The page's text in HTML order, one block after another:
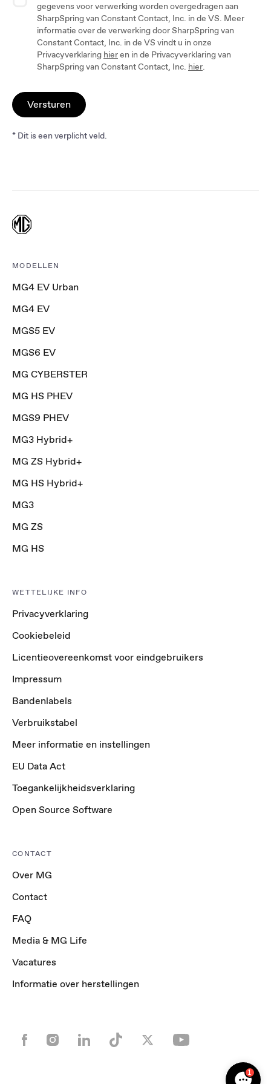
gegevens voor verwerking worden overgedragen aan
SharpSpring van Constant Contact, Inc. in de VS. Meer
informatie over de verwerking door SharpSpring van
Constant Contact, Inc. in de VS vindt u in onze
Privacyverklaring hieren in de Privacyverklaring van
SharpSpring van Constant Contact, Inc. hier.
Versturen
* Dit is een verplicht veld.
MODELLEN
MG4 EV Urban
MG4 EV
MGS5 EV
MGS6 EV
MG CYBERSTER
MG HS PHEV
MGS9 PHEV
MG3 Hybrid+
MG ZS Hybrid+
MG HS Hybrid+
MG3
MG ZS
MG HS
WETTELIJKE INFO
Privacyverklaring
Cookiebeleid
Licentieovereenkomst voor eindgebruikers
Impressum
Bandenlabels
Verbruikstabel
Meer informatie en instellingen
EU Data Act
Toegankelijkheidsverklaring
Open Source Software
CONTACT
Over MG
Contact
FAQ
Media & MG Life
Vacatures
Informatie over herstellingen
1